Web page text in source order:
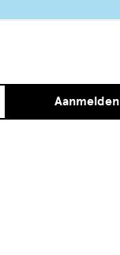
Aanmelden